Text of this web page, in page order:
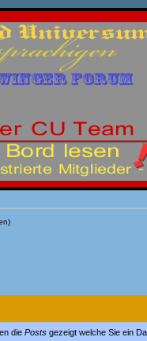
diePosts gezeigt welche Sie ein